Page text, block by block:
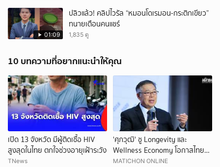
01:09
ปลิวแล้ว! คลิปไวรัล “หมอนโดเรมอน-กระติกเขียว”
ทนายเตือนคนแชร์
1,835 ดู
10 บทความที่อยากแนะนำให้คุณ
เปิด 13 จังหวัด มีผู้ติดเชื้อ HIV
สูงสุดในไทย ตกใจช่วงอายุเฝ้าระวัง
TNews
'ศุภวุฒิ' ชู Longevity และ
Wellness Economy โอกาสไทย
สร้างเศรษฐกิจอายุยืน รับสังคมสูง
MATICHON ONLINE